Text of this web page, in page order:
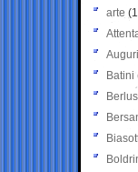
arte
Auguri
Batini